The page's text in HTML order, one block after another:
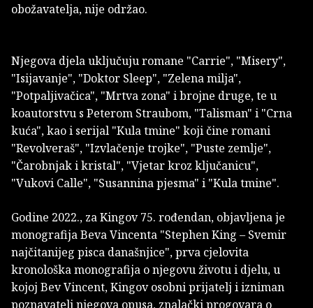
obožavatelja, nije održao.
Njegova djela uključuju romane "Carrie", "Misery",
"Isijavanje", "Doktor Sleep", "Zelena milja",
"Potpaljivačica", "Mrtva zona" i brojne druge, te u
koautorstvu s Peterom Straubom, "Talisman" i "Crna
kuća", kao i serijal "Kula tmine" koji čine romani
"Revolveraš", "Izvlačenje trojke", "Puste zemlje",
"Čarobnjak i kristal", "Vjetar kroz ključanicu",
"Vukovi Calle", "Susannina pjesma" i "Kula tmine".
Godine 2022., za Kingov 75. rođendan, objavljena je
monografija Beva Vincenta "Stephen King – Svemir
najčitanijeg pisca današnjice", prva cjelovita
kronološka monografija o njegovu životu i djelu, u
kojoj Bev Vincent, Kingov osobni prijatelj i izniman
poznavatelj njegova opusa, znalački progovara o